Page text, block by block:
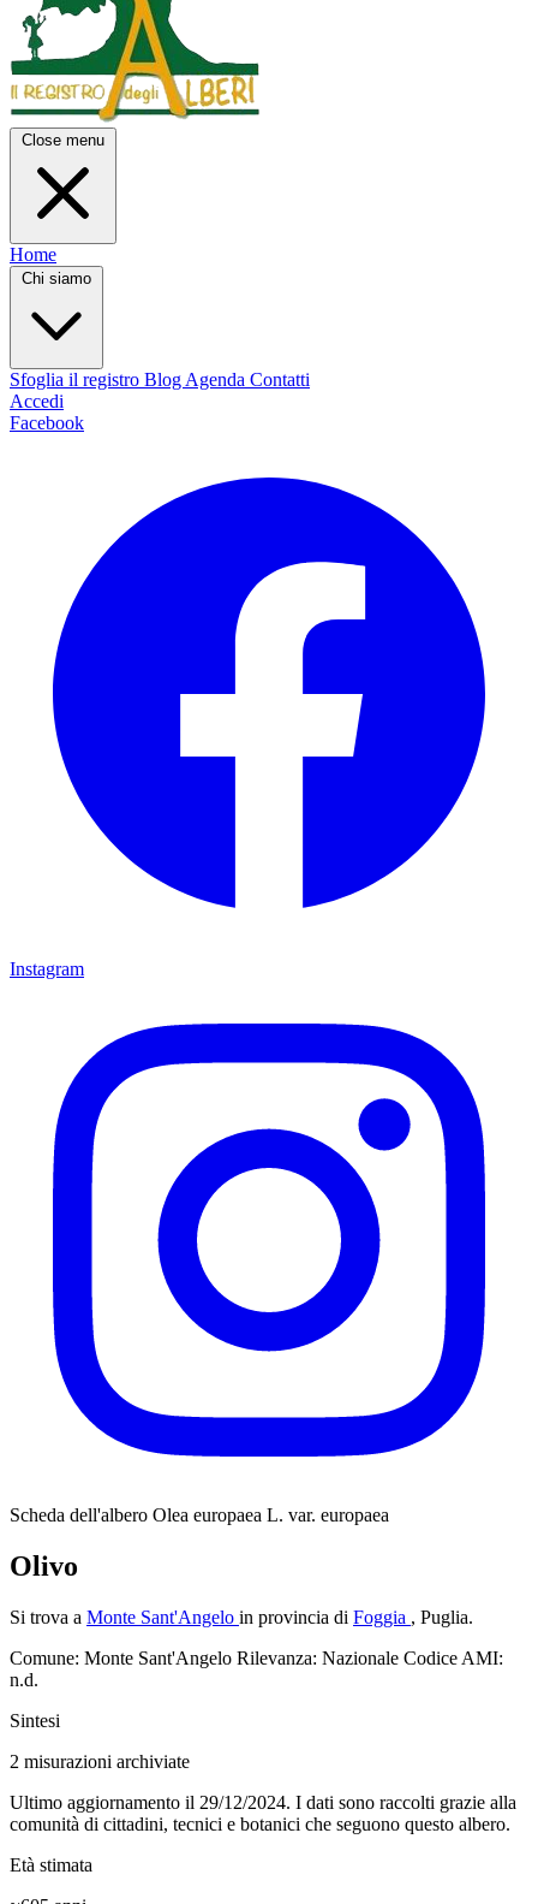
Close menu
Home
Chi siamo
Sfoglia il registro Blog Agenda Contatti
Accedi
Facebook
Instagram
Scheda dell'albero Olea europaea L. var. europaea
Olivo
Si trova a Monte Sant'Angelo in provincia di Foggia , Puglia.
Comune: Monte Sant'Angelo Rilevanza: Nazionale Codice AMI:
n.d.
Sintesi
2 misurazioni archiviate
Ultimo aggiornamento il 29/12/2024. I dati sono raccolti grazie alla
comunità di cittadini, tecnici e botanici che seguono questo albero.
Età stimata